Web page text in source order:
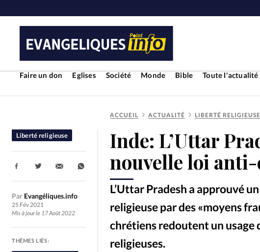
Faire un don Eglises Société Monde Bible
Toute l'actualité
RUBRIQUES
Toute l'actualité Bible
Culture
Economie
Eglises
Liberté religieuse
Mission
People
Politique
ACCUEIL ACTUALITÉ LIBERTÉ RELIGIEUSE
Inde: L’Uttar
nouvelle loi
L’Uttar Pradesh a approuvé
religieuse par des «moyens
chrétiens redoutent un usage
religieuses.
Liberté religieuse
Par Evangéliques.info
25 Fév 2021
Mis à jour le 17 Août 2022
Partager:
THÈMES LIÉS: